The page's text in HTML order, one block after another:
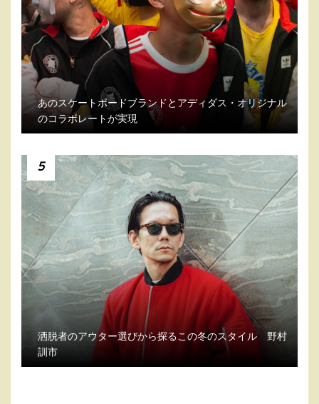
あのスケートボードブランドとアディダス・オリジナル
のコラボレートが実現
5
洒脱者のアウター選びから探るこの冬のスタイル 野村
訓市